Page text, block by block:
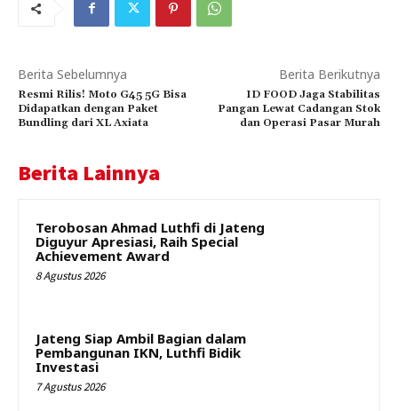
Berita Sebelumnya
Resmi Rilis! Moto G45 5G Bisa
Didapatkan dengan Paket
Bundling dari XL Axiata
Berita Berikutnya
ID FOOD Jaga Stabilitas
Pangan Lewat Cadangan Stok
dan Operasi Pasar Murah
Berita Lainnya
Terobosan Ahmad Luthfi di Jateng
Diguyur Apresiasi, Raih Special
Achievement Award
8 Agustus 2026
Jateng Siap Ambil Bagian dalam
Pembangunan IKN, Luthfi Bidik
Investasi
7 Agustus 2026